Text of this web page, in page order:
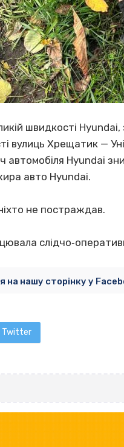
швидкості
вулиць Хрещатик —
автомобіля Hyundai
авто Hyundai.
не постраждав.
на нашу сторінку у
Twitter